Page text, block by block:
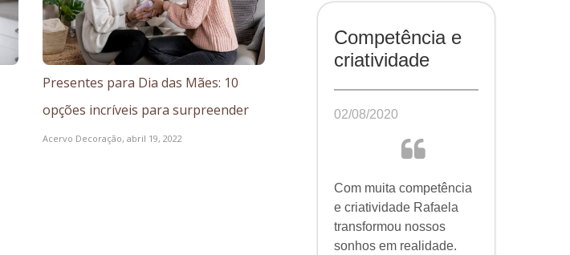
Presentes para Dia das Mães: 10
opções incríveis para surpreender
Acervo Decoração, abril 19, 2022
Competência e
criatividade
02/08/2020
Com muita competência
e criatividade Rafaela
transformou nossos
sonhos em realidade.